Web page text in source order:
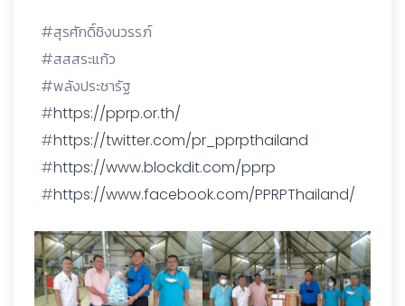
#สุรศักดิ์ชิงนวรรภ์
#สสสระแก้ว
#พลังประชารัฐ
#https://pprp.or.th/
#https://twitter.com/pr_pprpthailand
#https://www.blockdit.com/pprp
#https://www.facebook.com/PPRPThailand/